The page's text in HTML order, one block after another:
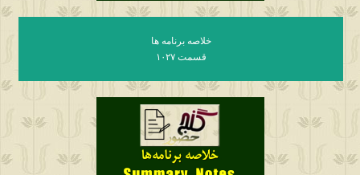
خلاصه برنامه ها
قسمت ۱۰۲۷